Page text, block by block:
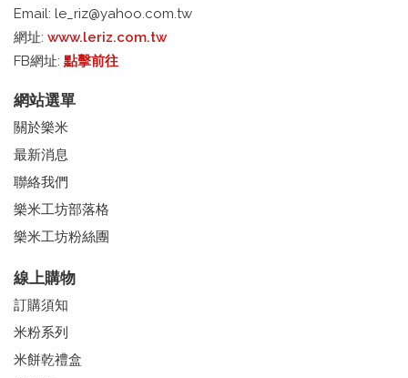
Email: le_riz@yahoo.com.tw
網址: www.leriz.com.tw
FB網址: 點擊前往
網站選單
關於樂米
最新消息
聯絡我們
樂米工坊部落格
樂米工坊粉絲團
線上購物
訂購須知
米粉系列
米餅乾禮盒